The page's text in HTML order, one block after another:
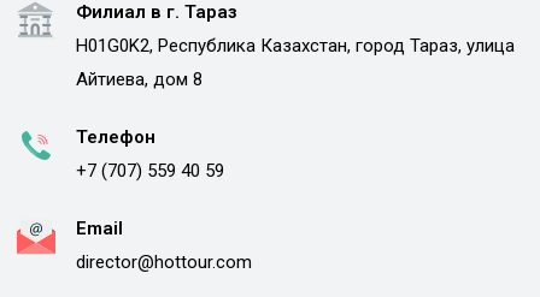
Филиал в г. Тараз
H01G0K2, Республика Казахстан, город Тараз, улица
Айтиева, дом 8
Телефон
+7 (707) 559 40 59
Email
director@hottour.com